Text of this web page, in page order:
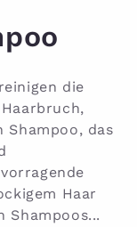
die
Shampoo, das
Haar
Shampoos...